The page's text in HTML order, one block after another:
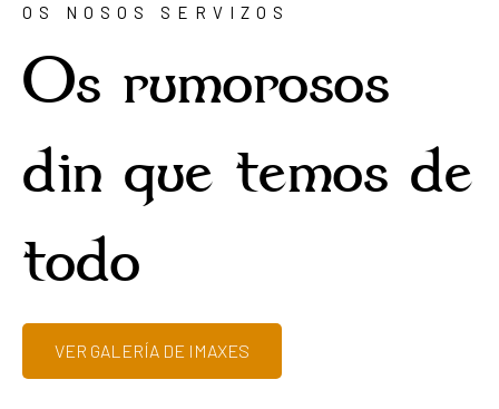
OS NOSOS SERVIZOS
Os rumorosos
din que temos de
todo
VER GALERÍA DE IMAXES